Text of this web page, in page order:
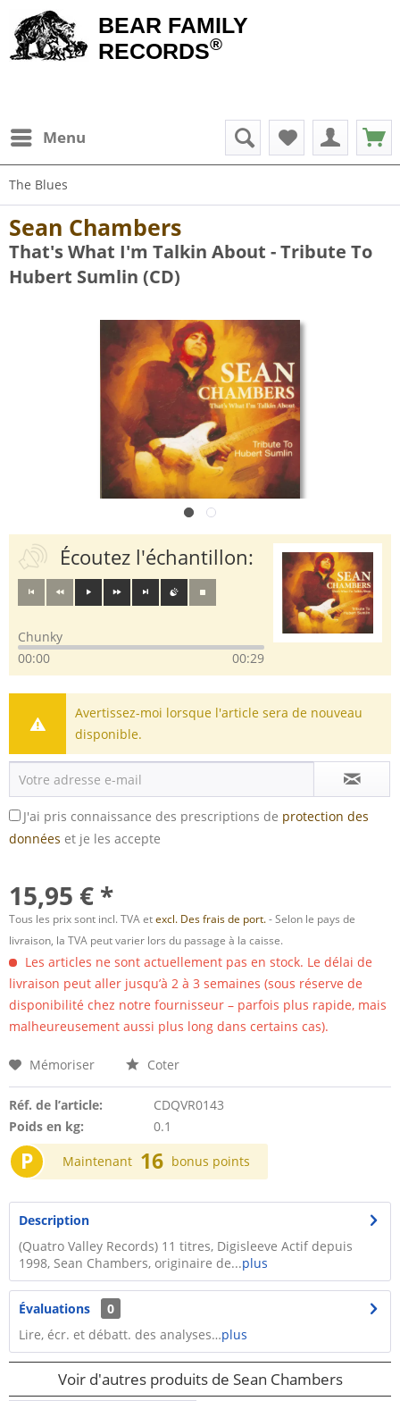
BEAR FAMILY
RECORDS®
Menu
The Blues
Sean Chambers
That's What I'm Talkin About - Tribute To
Hubert Sumlin (CD)
Écoutez l'échantillon:
Chunky
00:00
00:29
Avertissez-moi lorsque l'article sera de nouveau
disponible.
J'ai pris connaissance des prescriptions de protection des
données et je les accepte
15,95 € *
Tous les prix sont incl. TVA etexcl. Des frais de port.- Selon le pays de
livraison, la TVA peut varier lors du passage à la caisse.
Les articles ne sont actuellement pas en stock. Le délai de
livraison peut aller jusqu’à 2 à 3 semaines (sous réserve de
disponibilité chez notre fournisseur – parfois plus rapide, mais
malheureusement aussi plus long dans certains cas).
Mémoriser Coter
Réf. de l’article:
CDQVR0143
Poids en kg:
0.1
P Maintenant 16 bonus points
Description
(Quatro Valley Records) 11 titres, Digisleeve Actif depuis
1998, Sean Chambers, originaire de...plus
Évaluations
0
Lire, écr. et débatt. des analyses…plus
Voir d'autres produits de Sean Chambers